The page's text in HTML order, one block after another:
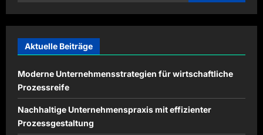
Aktuelle Beiträge
Moderne Unternehmensstrategien für wirtschaftliche
Prozessreife
Nachhaltige Unternehmenspraxis mit effizienter
Prozessgestaltung